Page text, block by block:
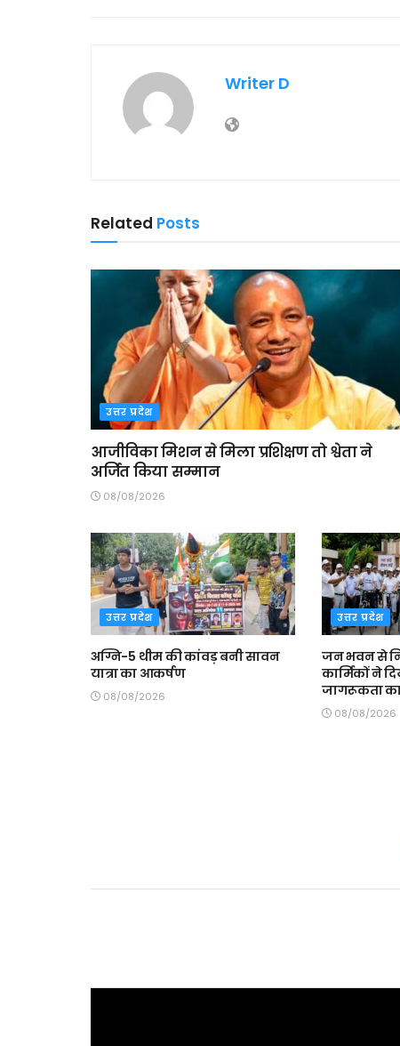
Writer D
Related Posts
उत्तर प्रदेश
आजीविका मिशन से मिला प्रशिक्षण तो श्वेता ने
अर्जित किया सम्मान
08/08/2026
उत्तर प्रदेश
अग्नि-5 थीम की कांवड़ बनी सावन
यात्रा का आकर्षण
08/08/2026
उत्तर प्रदेश
जन भवन से
कार्मिकों ने
जागरूकता
08/08/2026